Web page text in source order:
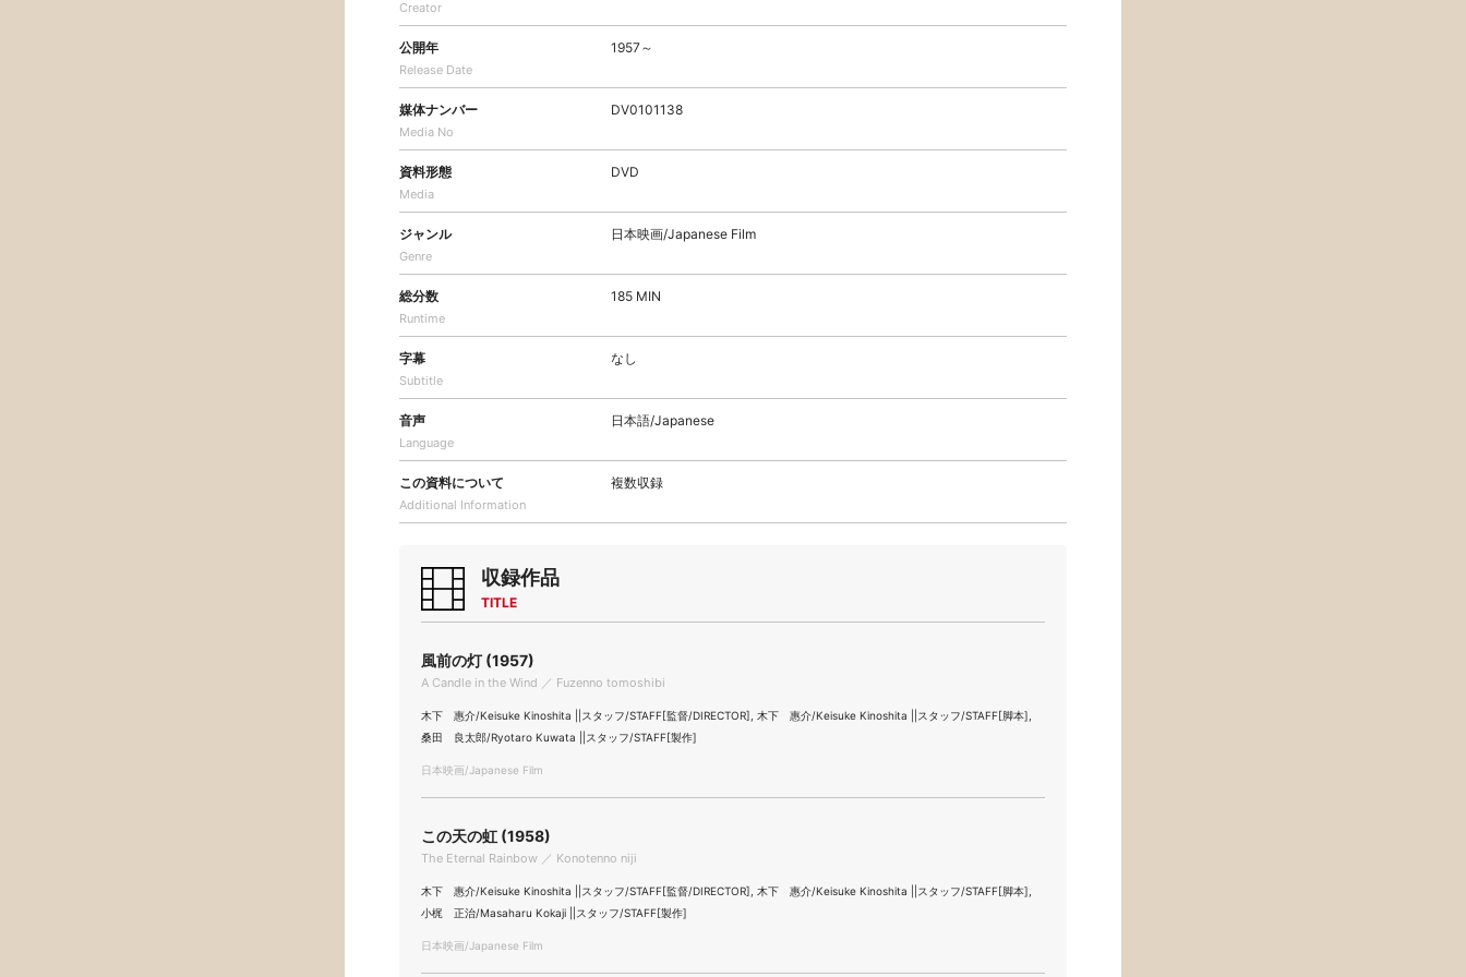
Creator
公開年
Release Date
1957～
媒体ナンバー
Media No
DV0101138
資料形態
Media
DVD
ジャンル
Genre
日本映画/Japanese Film
総分数
Runtime
185 MIN
字幕
Subtitle
なし
音声
Language
日本語/Japanese
この資料について
Additional Information
複数収録
収録作品
TITLE
風前の灯 (1957)
A Candle in the Wind ／ Fuzenno tomoshibi
木下 惠介/Keisuke Kinoshita ||スタッフ/STAFF[監督/DIRECTOR], 木下 惠介/Keisuke Kinoshita ||スタッフ/STAFF[脚本],
桑田 良太郎/Ryotaro Kuwata ||スタッフ/STAFF[製作]
日本映画/Japanese Film
この天の虹 (1958)
The Eternal Rainbow ／ Konotenno niji
木下 惠介/Keisuke Kinoshita ||スタッフ/STAFF[監督/DIRECTOR], 木下 惠介/Keisuke Kinoshita ||スタッフ/STAFF[脚本],
小梶 正治/Masaharu Kokaji ||スタッフ/STAFF[製作]
日本映画/Japanese Film